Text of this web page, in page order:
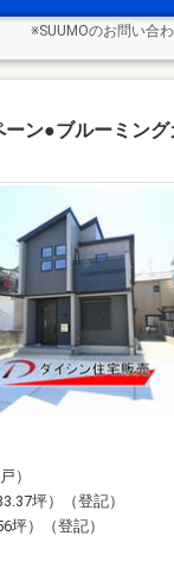
※SUUMOのお問い合
ン●ブルーミン
）
坪）（登記）
坪）（登記）